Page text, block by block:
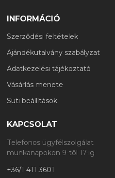
INFORMÁCIÓ
Szerződési feltételek
Ajándékutalvány szabályzat
Adatkezelési tájékoztató
Vásárlás menete
Süti beállítások
KAPCSOLAT
Telefonos ügyfélszolgálat
munkanapokon 9-től 17-ig
+36/1 411 3601